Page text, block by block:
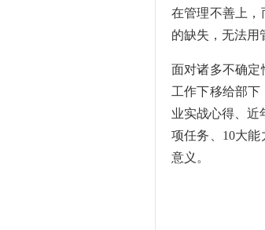
在管理不善上，
的缺失，无法用
面对诸多不确定
工作下移给部
业实战心得、近
项任务、10大
意义。